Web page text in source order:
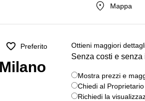
Mappa
Preferito Ottieni maggiori
Senza costi e senza
Mostra prezzi e
Chiedi al Proprietario
Richiedi la